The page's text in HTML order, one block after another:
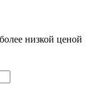
низкой ценой